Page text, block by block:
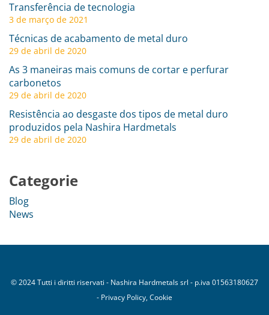
Transferência de tecnologia
3 de março de 2021
Técnicas de acabamento de metal duro
29 de abril de 2020
As 3 maneiras mais comuns de cortar e perfurar
carbonetos
29 de abril de 2020
Resistência ao desgaste dos tipos de metal duro
produzidos pela Nashira Hardmetals
29 de abril de 2020
Categorie
Blog
News
© 2024 Tutti i diritti riservati - Nashira Hardmetals srl - p.iva 01563180627
- Privacy Policy, Cookie